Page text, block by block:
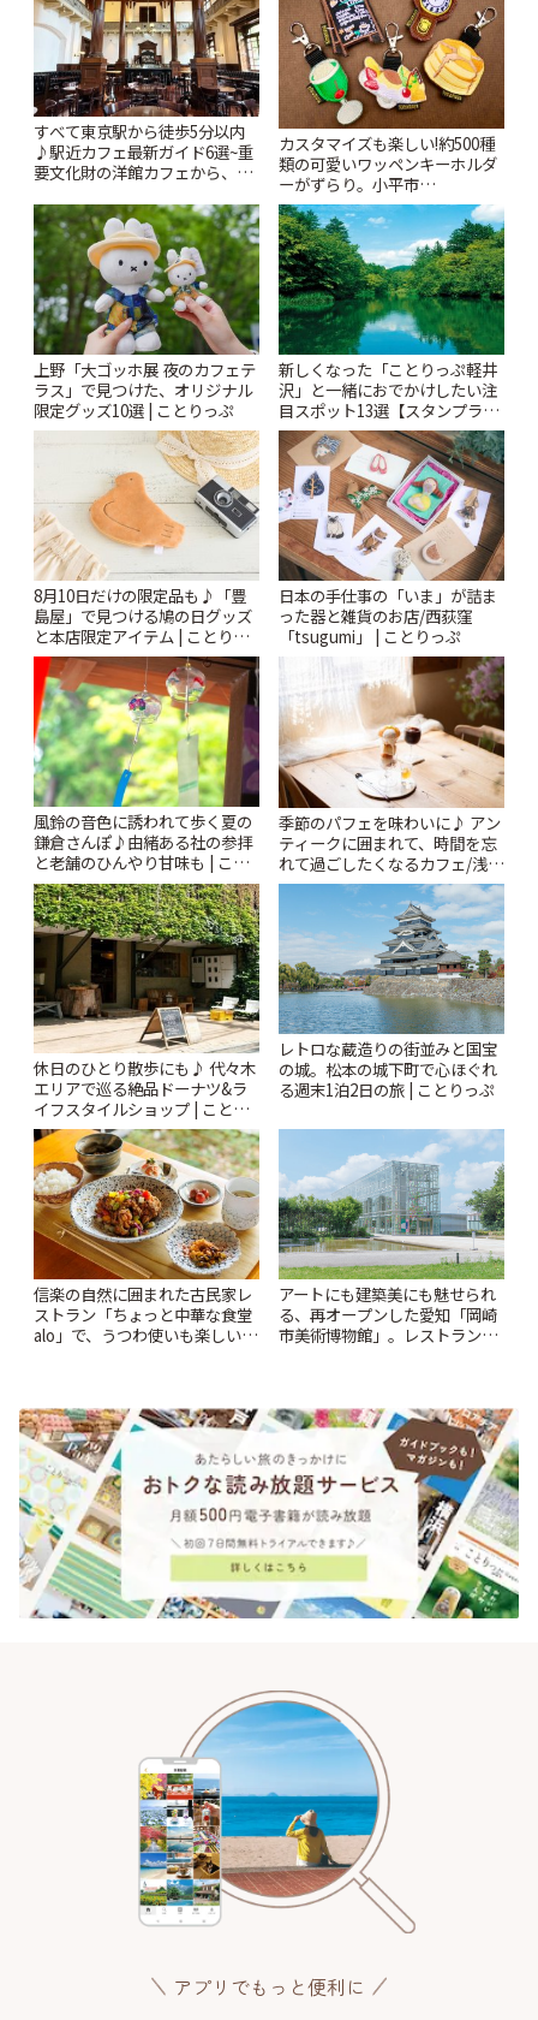
すべて東京駅から徒歩5分以内
♪駅近カフェ最新ガイド6選~重
要文化財の洋館カフェから、改
りっぷ
カスタマイズも楽しい!約500種
類の可愛いワッペンキーホルダ
ーがずらり。小平市
「Kimamaya T&K」 | ことりっ
ぷ
上野「大ゴッホ展 夜のカフェテ
ラス」で見つけた、オリジナル
限定グッズ10選 | ことりっぷ
新しくなった「ことりっぷ軽井
沢」と一緒におでかけしたい注
目スポット13選【スタンプラリ
ー開催中】 | ことりっぷ
8月10日だけの限定品も♪「豊
島屋」で見つける鳩の日グッズ
と本店限定アイテム | ことりっ
ぷ
日本の手仕事の「いま」が詰ま
った器と雑貨のお店/西荻窪
「tsugumi」 | ことりっぷ
風鈴の音色に誘われて歩く夏の
鎌倉さんぽ♪由緒ある社の参拝
と老舗のひんやり甘味も | こと
りっぷ
季節のパフェを味わいに♪ アン
ティークに囲まれて、時間を忘
れて過ごしたくなるカフェ/浅草
「annorum cafe」 | ことりっぷ
休日のひとり散歩にも♪ 代々木
エリアで巡る絶品ドーナツ&ラ
イフスタイルショップ | ことり
っぷ
レトロな蔵造りの街並みと国宝
の城。松本の城下町で心ほぐれ
る週末1泊2日の旅 | ことりっぷ
信楽の自然に囲まれた古民家レ
ストラン「ちょっと中華な食堂
alo」で、うつわ使いも楽しいラ
アートにも建築美にも魅せられ
る、再オープンした愛知「岡崎
市美術博物館」。レストランや
アプリでもっと便利に